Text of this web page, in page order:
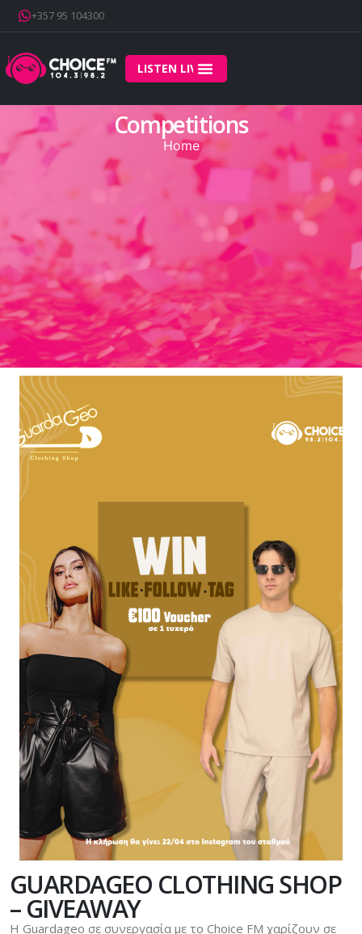
+357 95 104300
LISTEN LIVE
Competitions
Home
GUARDAGEO CLOTHING SHOP
– GIVEAWAY
Η Guardageo σε συνεργασία με το Choice FM χαρίζουν σε